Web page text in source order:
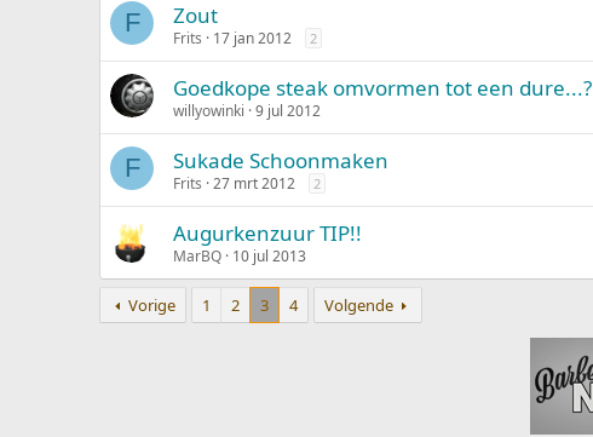
F Zout
Frits 17 jan 2012 2
Goedkope steak omvormen tot een dure...?
willyowinki 9 jul 2012
F Sukade Schoonmaken
Frits 27 mrt 2012 2
Augurkenzuur TIP!!
MarBQ 10 jul 2013
Vorige 1 2 3 4 Volgende